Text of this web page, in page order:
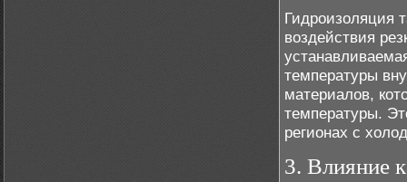
Гидроизоляция
воздействия
температуры
материалов,
температуры.
регионах с
3. Влияние